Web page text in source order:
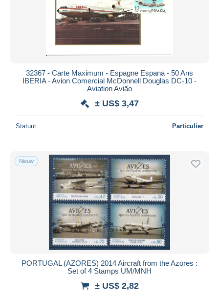
32367 - Carte Maximum - Espagne Espana - 50 Ans
IBERIA - Avion Comercial McDonnell Douglas DC-10 -
Aviation Avião
± US$ 3,47
Statuut Particulier
Nieuw
PORTUGAL (AZORES) 2014 Aircraft from the Azores :
Set of 4 Stamps UM/MNH
± US$ 2,82